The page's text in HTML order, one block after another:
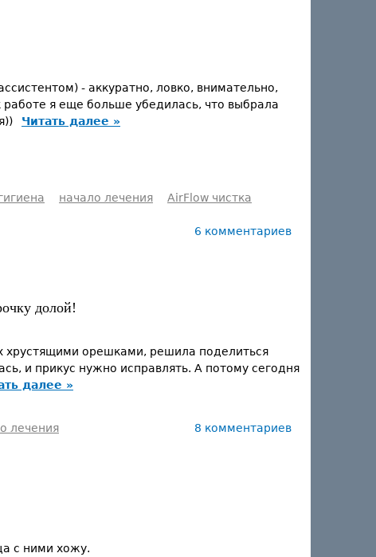
- аккуратно, ловко, внимательно,
я еще больше убедилась, что выбрала
Читать далее »
начало лечения AirFlow чистка
6 комментариев
долой!
хрустящими орешками, решила поделиться
и прикус нужно исправлять. А потому сегодня
далее »
лечения 8 комментариев
с ними хожу.